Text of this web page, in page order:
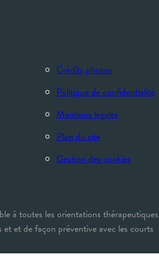
Crédits photos
Politique de confidentialité
Mentions légales
Plan du site
Gestion des cookies
à toutes les orientations thérapeutiques
et de façon préventive avec les courts